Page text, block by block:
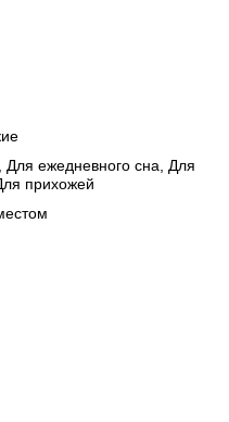
Для ежедневного сна, Для
прихожей